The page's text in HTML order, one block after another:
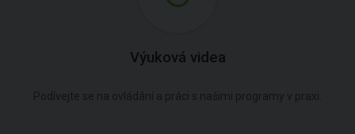
Výuková videa